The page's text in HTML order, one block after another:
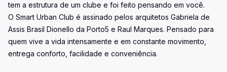
tem a estrutura de um clube e foi feito pensando em você.
O Smart Urban Club é assinado pelos arquitetos Gabriela de
Assis Brasil Dionello da Porto5 e Raul Marques. Pensado para
quem vive a vida intensamente e em constante movimento,
entrega conforto, facilidade e conveniência.